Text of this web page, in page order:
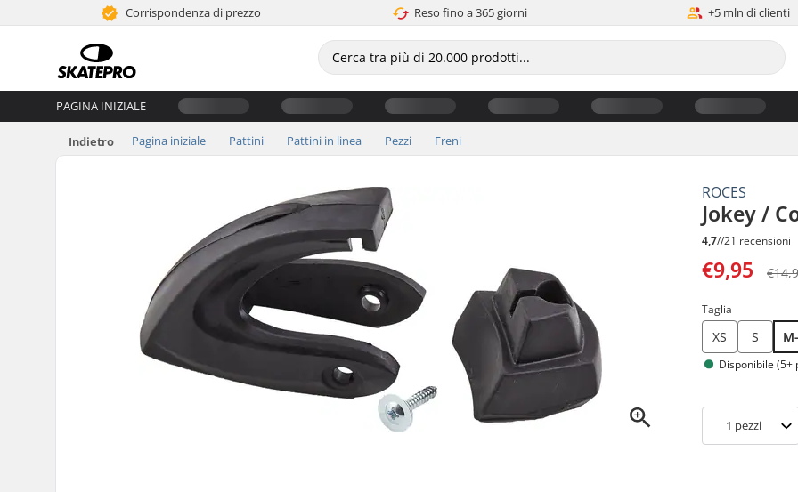
Corrispondenza di prezzo Reso fino a 365 giorni +5 mln di clienti
PAGINA INIZIALE
Indietro Pagina iniziale Pattini Pattini in linea Pezzi Freni
ROCES
Jokey /
4,7//21 recensioni
€9,95
Taglia
XS S
Disponibile (5+
1 pezzi